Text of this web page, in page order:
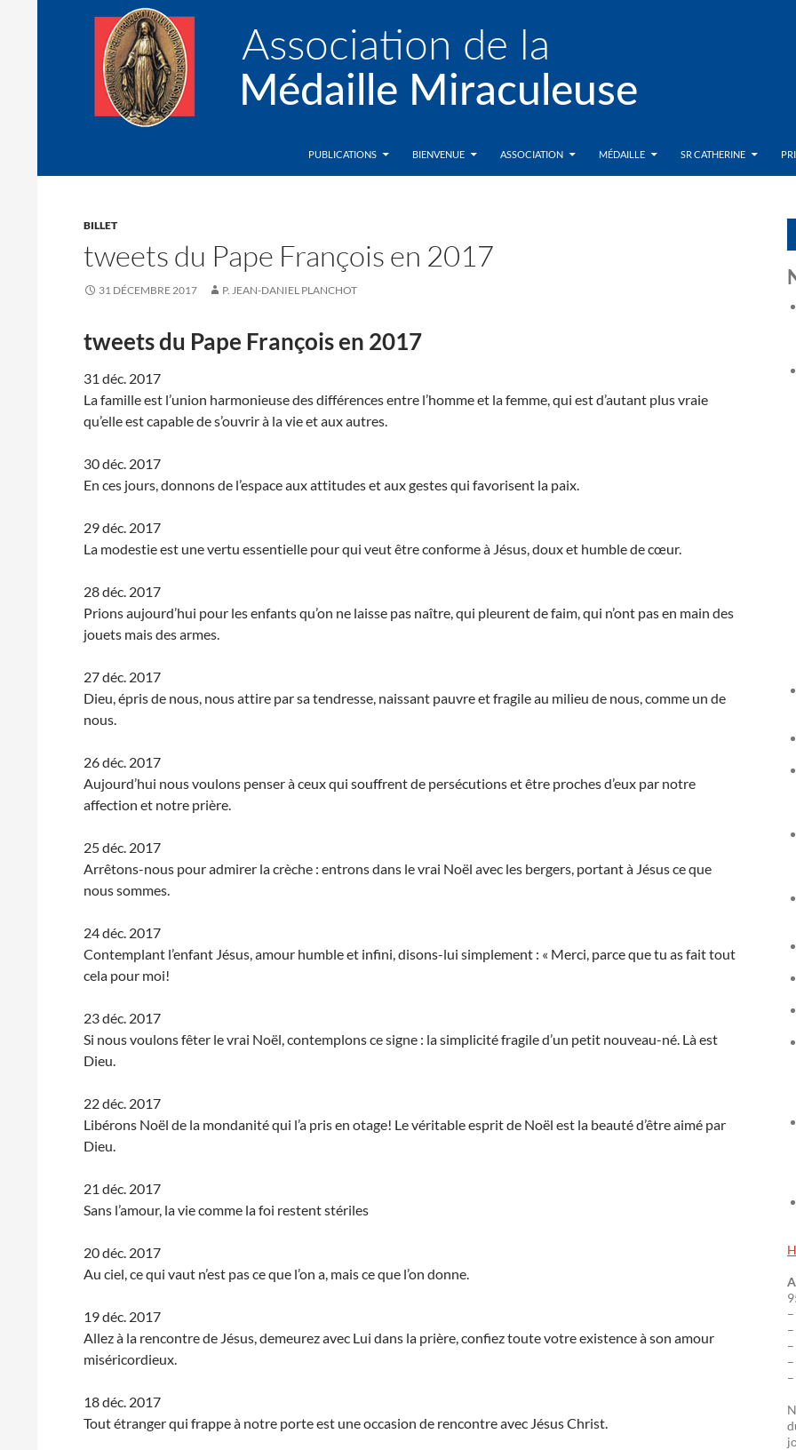
Association de la Médaille MiraculeusePUBLICATIONS BIENVENUE ASSOCIATION MÉDAILLE SR CATHERINE
BILLET
tweets du Pape François en 2017
31 DÉCEMBRE 2017 P. JEAN-DANIEL PLANCHOT
tweets du Pape François en 2017
31 déc. 2017
La famille est l’union harmonieuse des différences entre l’homme et la femme, qui est d’autant plus vraie
qu’elle est capable de s’ouvrir à la vie et aux autres.
30 déc. 2017
En ces jours, donnons de l’espace aux attitudes et aux gestes qui favorisent la paix.
29 déc. 2017
La modestie est une vertu essentielle pour qui veut être conforme à Jésus, doux et humble de cœur.
28 déc. 2017
Prions aujourd’hui pour les enfants qu’on ne laisse pas naître, qui pleurent de faim, qui n’ont pas en main des
jouets mais des armes.
27 déc. 2017
Dieu, épris de nous, nous attire par sa tendresse, naissant pauvre et fragile au milieu de nous, comme un de
nous.
26 déc. 2017
Aujourd’hui nous voulons penser à ceux qui souffrent de persécutions et être proches d’eux par notre
affection et notre prière.
25 déc. 2017
Arrêtons-nous pour admirer la crèche : entrons dans le vrai Noël avec les bergers, portant à Jésus ce que
nous sommes.
24 déc. 2017
Contemplant l’enfant Jésus, amour humble et infini, disons-lui simplement : « Merci, parce que tu as fait tout
cela pour moi!
23 déc. 2017
Si nous voulons fêter le vrai Noël, contemplons ce signe : la simplicité fragile d’un petit nouveau-né. Là est
Dieu.
22 déc. 2017
Libérons Noël de la mondanité qui l’a pris en otage! Le véritable esprit de Noël est la beauté d’être aimé par
Dieu.
21 déc. 2017
Sans l’amour, la vie comme la foi restent stériles
20 déc. 2017
Au ciel, ce qui vaut n’est pas ce que l’on a, mais ce que l’on donne.
19 déc. 2017
Allez à la rencontre de Jésus, demeurez avec Lui dans la prière, confiez toute votre existence à son amour
miséricordieux.
18 déc. 2017
Tout étranger qui frappe à notre porte est une occasion de rencontre avec Jésus Christ.